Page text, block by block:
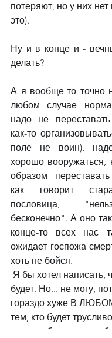
потеряют, но у них нет
это).
Ну и в конце и -
делать?
А я вообще-то точно
любом случае
надо не
как-то
поле не воин),
хорошо вооружаться,
образом
как говорит
пословица,
бесконечно". А оно
конце-то всех нас
ожидает госпожа
хоть не бойся.
Я бы хотел написать,
будет. Но... не могу,
гораздо хуже В
тем, кто будет
тем, кто будет лизать